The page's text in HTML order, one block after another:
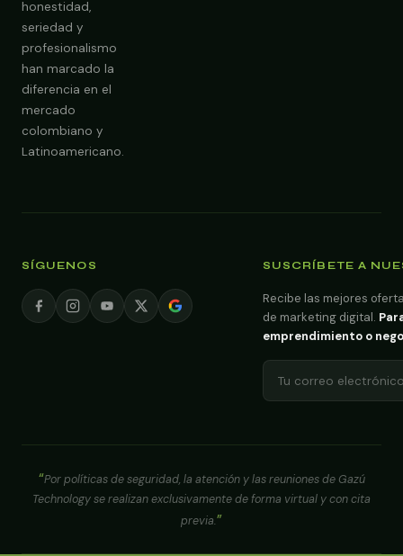
honestidad,
seriedad y
profesionalismo
han marcado la
diferencia en el
mercado
colombiano y
Latinoamericano.
SÍGUENOS SUSCRÍBETE A
Recibe las mejores
de marketing digital.
emprendimiento o
Por políticas de seguridad, la atención y las reuniones de Gazú
Technology se realizan exclusivamente de forma virtual y con cita
previa.